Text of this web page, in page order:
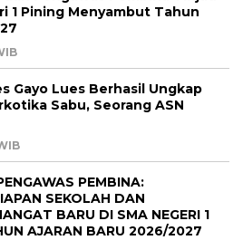
1 Pining Menyambut Tahun
Gayo Lues Berhasil Ungkap
Sabu, Seorang ASN
PEMBINA:
SEKOLAH DAN
BARU DI SMA NEGERI 1
AJARAN BARU 2026/2027